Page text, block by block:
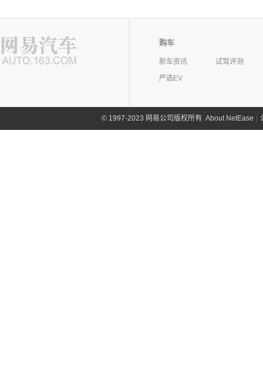
购车
新车资讯
试驾评测
严选EV
©1997-2023 网易公司版权所有 About NetEase